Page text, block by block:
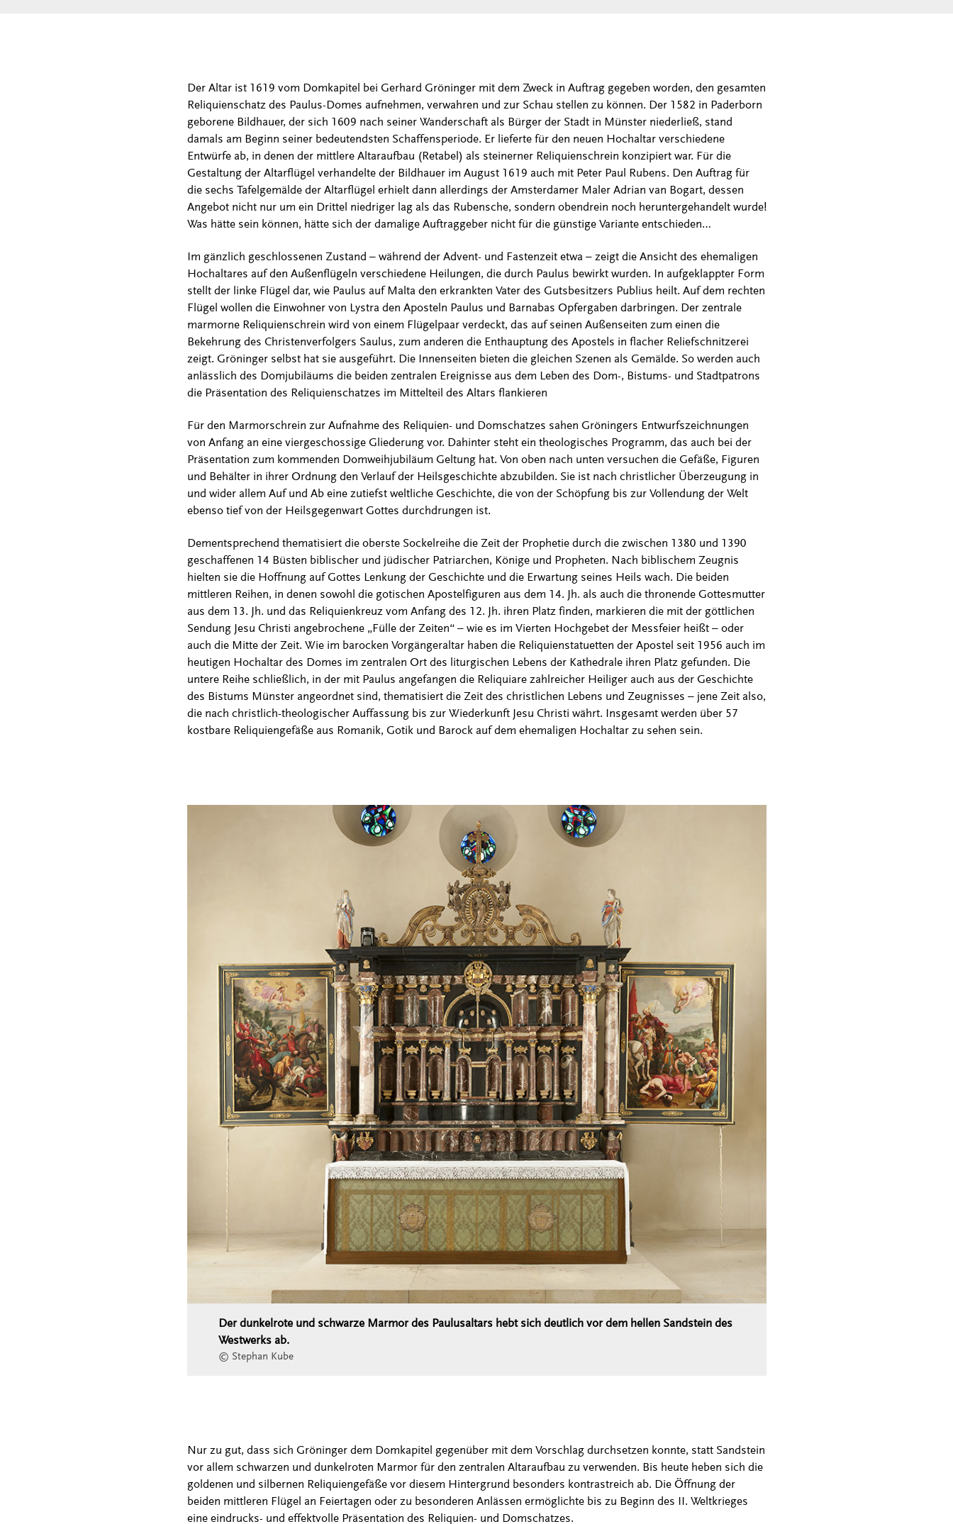
Der Altar ist 1619 vom Domkapitel bei Gerhard Gröninger mit dem Zweck in Auftrag gegeben worden, den gesamten
Reliquienschatz des Paulus-Domes aufnehmen, verwahren und zur Schau stellen zu können. Der 1582 in Paderborn
geborene Bildhauer, der sich 1609 nach seiner Wanderschaft als Bürger der Stadt in Münster niederließ, stand
damals am Beginn seiner bedeutendsten Schaffensperiode. Er lieferte für den neuen Hochaltar verschiedene
Entwürfe ab, in denen der mittlere Altaraufbau (Retabel) als steinerner Reliquienschrein konzipiert war. Für die
Gestaltung der Altarflügel verhandelte der Bildhauer im August 1619 auch mit Peter Paul Rubens. Den Auftrag für
die sechs Tafelgemälde der Altarflügel erhielt dann allerdings der Amsterdamer Maler Adrian van Bogart, dessen
Angebot nicht nur um ein Drittel niedriger lag als das Rubensche, sondern obendrein noch heruntergehandelt wurde!
Was hätte sein können, hätte sich der damalige Auftraggeber nicht für die günstige Variante entschieden…
Im gänzlich geschlossenen Zustand – während der Advent- und Fastenzeit etwa – zeigt die Ansicht des ehemaligen
Hochaltares auf den Außenflügeln verschiedene Heilungen, die durch Paulus bewirkt wurden. In aufgeklappter Form
stellt der linke Flügel dar, wie Paulus auf Malta den erkrankten Vater des Gutsbesitzers Publius heilt. Auf dem rechten
Flügel wollen die Einwohner von Lystra den Aposteln Paulus und Barnabas Opfergaben darbringen. Der zentrale
marmorne Reliquienschrein wird von einem Flügelpaar verdeckt, das auf seinen Außenseiten zum einen die
Bekehrung des Christenverfolgers Saulus, zum anderen die Enthauptung des Apostels in flacher Reliefschnitzerei
zeigt. Gröninger selbst hat sie ausgeführt. Die Innenseiten bieten die gleichen Szenen als Gemälde. So werden auch
anlässlich des Domjubiläums die beiden zentralen Ereignisse aus dem Leben des Dom-, Bistums- und Stadtpatrons
die Präsentation des Reliquienschatzes im Mittelteil des Altars flankieren
Für den Marmorschrein zur Aufnahme des Reliquien- und Domschatzes sahen Gröningers Entwurfszeichnungen
von Anfang an eine viergeschossige Gliederung vor. Dahinter steht ein theologisches Programm, das auch bei der
Präsentation zum kommenden Domweihjubiläum Geltung hat. Von oben nach unten versuchen die Gefäße, Figuren
und Behälter in ihrer Ordnung den Verlauf der Heilsgeschichte abzubilden. Sie ist nach christlicher Überzeugung in
und wider allem Auf und Ab eine zutiefst weltliche Geschichte, die von der Schöpfung bis zur Vollendung der Welt
ebenso tief von der Heilsgegenwart Gottes durchdrungen ist.
Dementsprechend thematisiert die oberste Sockelreihe die Zeit der Prophetie durch die zwischen 1380 und 1390
geschaffenen 14 Büsten biblischer und jüdischer Patriarchen, Könige und Propheten. Nach biblischem Zeugnis
hielten sie die Hoffnung auf Gottes Lenkung der Geschichte und die Erwartung seines Heils wach. Die beiden
mittleren Reihen, in denen sowohl die gotischen Apostelfiguren aus dem 14. Jh. als auch die thronende Gottesmutter
aus dem 13. Jh. und das Reliquienkreuz vom Anfang des 12. Jh. ihren Platz finden, markieren die mit der göttlichen
Sendung Jesu Christi angebrochene „Fülle der Zeiten“ – wie es im Vierten Hochgebet der Messfeier heißt – oder
auch die Mitte der Zeit. Wie im barocken Vorgängeraltar haben die Reliquienstatuetten der Apostel seit 1956 auch im
heutigen Hochaltar des Domes im zentralen Ort des liturgischen Lebens der Kathedrale ihren Platz gefunden. Die
untere Reihe schließlich, in der mit Paulus angefangen die Reliquiare zahlreicher Heiliger auch aus der Geschichte
des Bistums Münster angeordnet sind, thematisiert die Zeit des christlichen Lebens und Zeugnisses – jene Zeit also,
die nach christlich-theologischer Auffassung bis zur Wiederkunft Jesu Christi währt. Insgesamt werden über 57
kostbare Reliquiengefäße aus Romanik, Gotik und Barock auf dem ehemaligen Hochaltar zu sehen sein.
Der dunkelrote und schwarze Marmor des Paulusaltars hebt sich deutlich vor dem hellen Sandstein des
Westwerks ab.
© Stephan Kube
Nur zu gut, dass sich Gröninger dem Domkapitel gegenüber mit dem Vorschlag durchsetzen konnte, statt Sandstein
vor allem schwarzen und dunkelroten Marmor für den zentralen Altaraufbau zu verwenden. Bis heute heben sich die
goldenen und silbernen Reliquiengefäße vor diesem Hintergrund besonders kontrastreich ab. Die Öffnung der
beiden mittleren Flügel an Feiertagen oder zu besonderen Anlässen ermöglichte bis zu Beginn des II. Weltkrieges
eine eindrucks- und effektvolle Präsentation des Reliquien- und Domschatzes.